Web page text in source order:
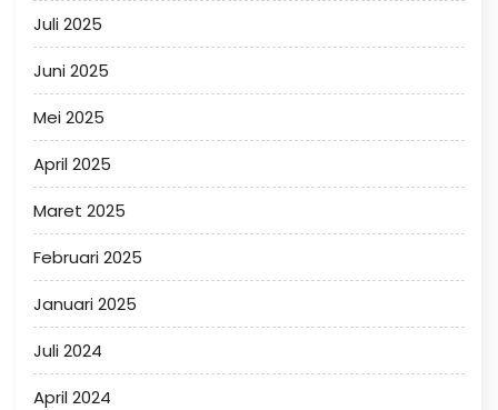
Juli 2025
Juni 2025
Mei 2025
April 2025
Maret 2025
Februari 2025
Januari 2025
Juli 2024
April 2024